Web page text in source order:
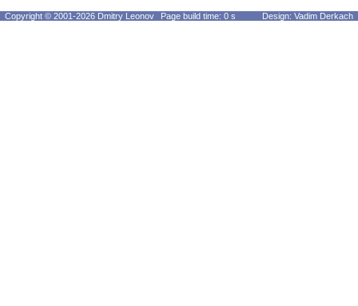
Copyright © 2001-2026 Dmitry Leonov Page build time: 0 s Design: Vadim Derkach